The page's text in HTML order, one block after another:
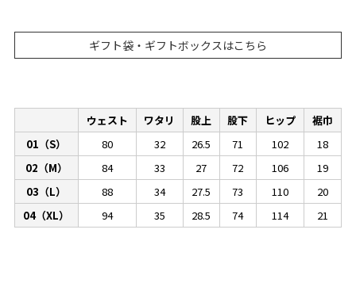
ギフト袋・ギフトボックスはこちら
ウェスト ワタリ 股上 股下 ヒップ
裾巾
01（S）
80 32 26.5 71 102
18
02（M）
84 33 27 72 106
19
03（L）
88 34 27.5 73 110
20
04（XL）
94 35 28.5 74 114 21